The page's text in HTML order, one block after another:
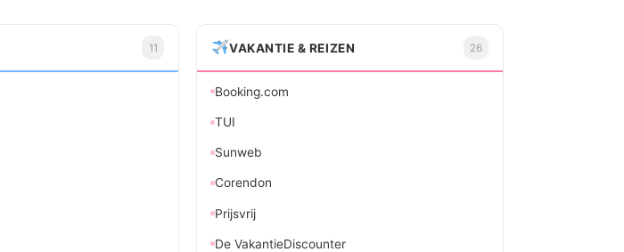
11 VAKANTIE & REIZEN 26
Booking.com
TUI
Sunweb
Corendon
Prijsvrij
De VakantieDiscounter